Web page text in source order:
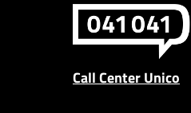
Call Center Unico